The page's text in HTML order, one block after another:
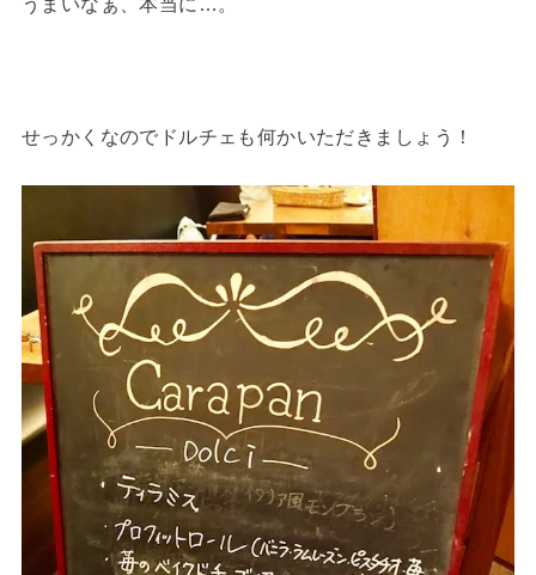
せっかくなのでドルチェも何かいただきましょう！